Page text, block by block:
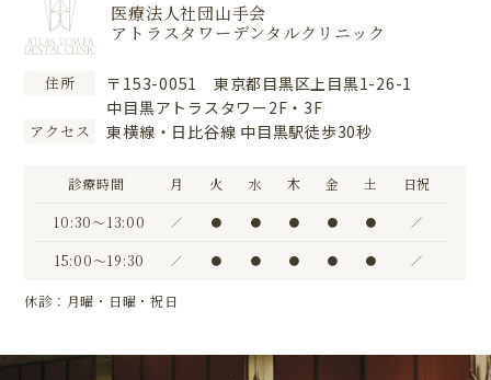
医療法人社団山手会
アトラスタワーデンタルクリニック
住所
〒153-0051 東京都目黒区上目黒1-26-1
中目黒アトラスタワー2F・3F
アクセス 東横線・日比谷線 中目黒駅徒歩30秒
診療時間 月 火 水 木 金 土 日祝
10:30〜13:00 ／ ● ● ● ● ● ／
15:00〜19:30 ／ ● ● ● ● ● ／
休診：月曜・日曜・祝日